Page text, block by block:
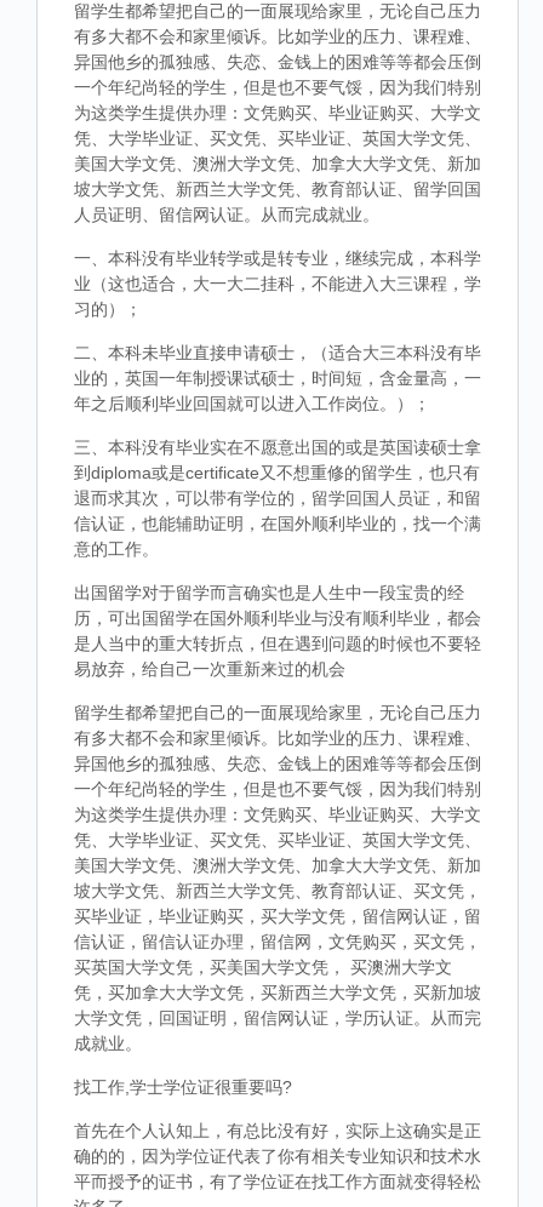
留学生都希望把自己的一面展现给家里，无论自己压力
有多大都不会和家里倾诉。比如学业的压力、课程难、
异国他乡的孤独感、失恋、金钱上的困难等等都会压倒
一个年纪尚轻的学生，但是也不要气馁，因为我们特别
为这类学生提供办理：文凭购买、毕业证购买、大学文
凭、大学毕业证、买文凭、买毕业证、英国大学文凭、
美国大学文凭、澳洲大学文凭、加拿大大学文凭、新加
坡大学文凭、新西兰大学文凭、教育部认证、留学回国
人员证明、留信网认证。从而完成就业。
一、本科没有毕业转学或是转专业，继续完成，本科学
业（这也适合，大一大二挂科，不能进入大三课程，学
习的）；
二、本科未毕业直接申请硕士，（适合大三本科没有毕
业的，英国一年制授课试硕士，时间短，含金量高，一
年之后顺利毕业回国就可以进入工作岗位。）；
三、本科没有毕业实在不愿意出国的或是英国读硕士拿
到diploma或是certificate又不想重修的留学生，也只有
退而求其次，可以带有学位的，留学回国人员证，和留
信认证，也能辅助证明，在国外顺利毕业的，找一个满
意的工作。
出国留学对于留学而言确实也是人生中一段宝贵的经
历，可出国留学在国外顺利毕业与没有顺利毕业，都会
是人当中的重大转折点，但在遇到问题的时候也不要轻
易放弃，给自己一次重新来过的机会
留学生都希望把自己的一面展现给家里，无论自己压力
有多大都不会和家里倾诉。比如学业的压力、课程难、
异国他乡的孤独感、失恋、金钱上的困难等等都会压倒
一个年纪尚轻的学生，但是也不要气馁，因为我们特别
为这类学生提供办理：文凭购买、毕业证购买、大学文
凭、大学毕业证、买文凭、买毕业证、英国大学文凭、
美国大学文凭、澳洲大学文凭、加拿大大学文凭、新加
坡大学文凭、新西兰大学文凭、教育部认证、买文凭，
买毕业证，毕业证购买，买大学文凭，留信网认证，留
信认证，留信认证办理，留信网，文凭购买，买文凭，
买英国大学文凭，买美国大学文凭， 买澳洲大学文
凭，买加拿大大学文凭，买新西兰大学文凭，买新加坡
大学文凭，回国证明，留信网认证，学历认证。从而完
成就业。
找工作,学士学位证很重要吗?
首先在个人认知上，有总比没有好，实际上这确实是正
确的的，因为学位证代表了你有相关专业知识和技术水
平而授予的证书，有了学位证在找工作方面就变得轻松